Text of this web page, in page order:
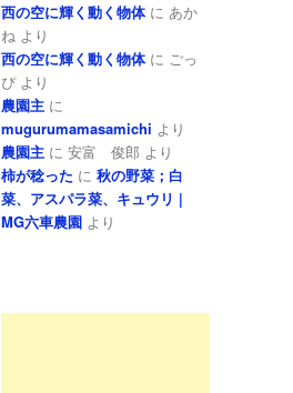
西の空に輝く動く物体に あか
ね より
西の空に輝く動く物体に ごっ
ぴより
農園主 に
mugurumamasamichi より
農園主 に 安富 俊郎 より
柿が稔った に 秋の野菜；白
菜、アスパラ菜、キュウリ |
MG六車農園 より